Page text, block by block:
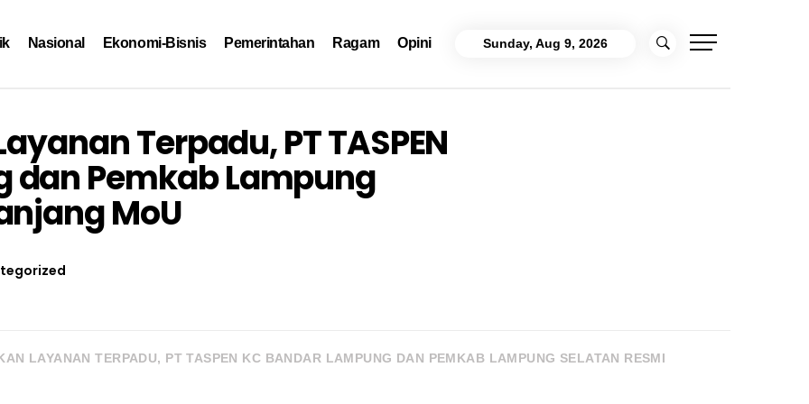
Nasional Ekonomi-Bisnis Pemerintahan Ragam Opini Sunday, Aug 9, 2026
Terpadu, PT TASPEN
dan Pemkab Lampung
MoU
LAYANAN TERPADU, PT TASPEN KC BANDAR LAMPUNG DAN PEMKAB LAMPUNG SELATAN RESMI